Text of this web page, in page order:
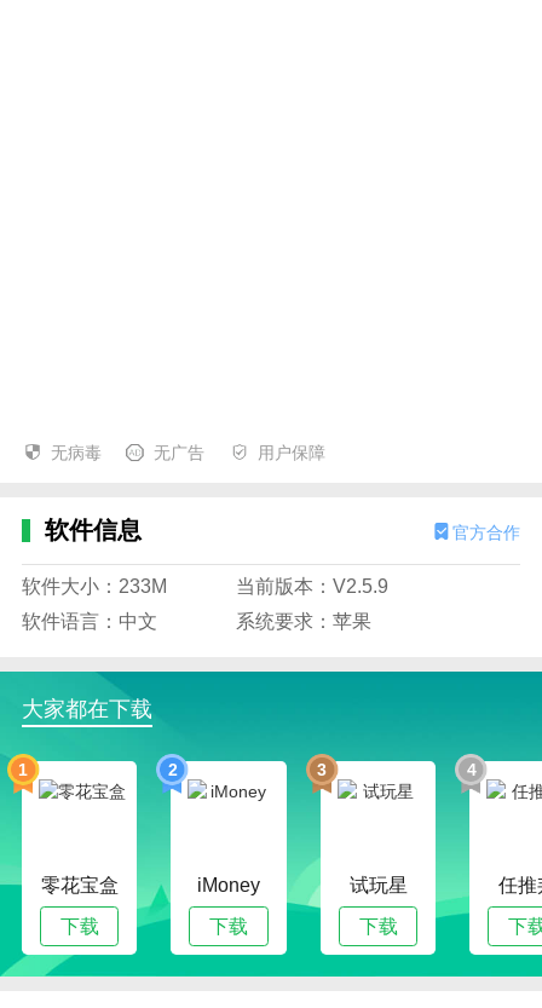
无病毒 无广告 用户保障
软件信息 官方合作
软件大小：233M
当前版本：V2.5.9
软件语言：中文
系统要求：苹果
大家都在下载
1
零花宝盒
下载
2
iMoney
下载
3
试玩星
下载
4
任推
下